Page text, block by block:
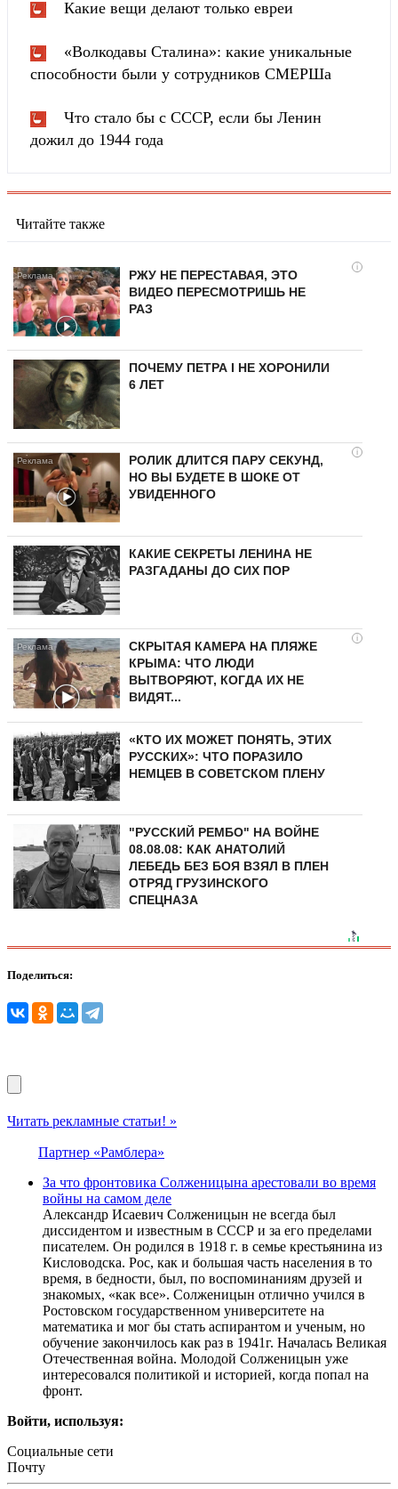
Какие вещи делают только евреи
«Волкодавы Сталина»: какие уникальные
способности были у сотрудников СМЕРШа
Что стало бы с СССР, если бы Ленин
дожил до 1944 года
Читайте также
i
РЖУ НЕ ПЕРЕСТАВАЯ, ЭТО
ВИДЕО ПЕРЕСМОТРИШЬ НЕ
РАЗ
ПОЧЕМУ ПЕТРА I НЕ ХОРОНИЛИ
6 ЛЕТ
i
РОЛИК ДЛИТСЯ ПАРУ СЕКУНД,
НО ВЫ БУДЕТЕ В ШОКЕ ОТ
УВИДЕННОГО
КАКИЕ СЕКРЕТЫ ЛЕНИНА НЕ
РАЗГАДАНЫ ДО СИХ ПОР
i
СКРЫТАЯ КАМЕРА НА ПЛЯЖЕ
КРЫМА: ЧТО ЛЮДИ
ВЫТВОРЯЮТ, КОГДА ИХ НЕ
ВИДЯТ...
«КТО ИХ МОЖЕТ ПОНЯТЬ, ЭТИХ
РУССКИХ»: ЧТО ПОРАЗИЛО
НЕМЦЕВ В СОВЕТСКОМ ПЛЕНУ
"РУССКИЙ РЕМБО" НА ВОЙНЕ
08.08.08: КАК АНАТОЛИЙ
ЛЕБЕДЬ БЕЗ БОЯ ВЗЯЛ В ПЛЕН
ОТРЯД ГРУЗИНСКОГО
СПЕЦНАЗА
Поделиться:
Читать рекламные статьи! »
Партнер «Рамблера»
За что фронтовика Солженицына арестовали во время
войны на самом деле
Александр Исаевич Солженицын не всегда был
диссидентом и известным в СССР и за его пределами
писателем. Он родился в 1918 г. в семье крестьянина из
Кисловодска. Рос, как и большая часть населения в то
время, в бедности, был, по воспоминаниям друзей и
знакомых, «как все». Солженицын отлично учился в
Ростовском государственном университете на
математика и мог бы стать аспирантом и ученым, но
обучение закончилось как раз в 1941г. Началась Великая
Отечественная война. Молодой Солженицын уже
интересовался политикой и историей, когда попал на
фронт.
Войти, используя:
Социальные сети
Почту